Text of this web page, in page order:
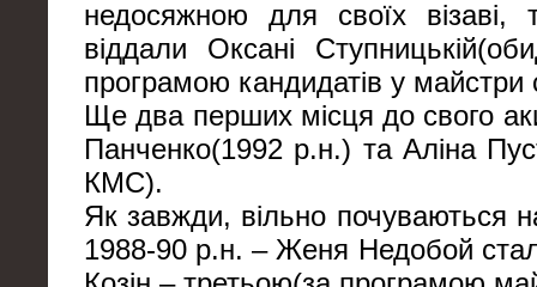
недосяжною для своїх візаві,
віддали Оксані
програмою кандидатів у майстри
Ще два перших місця до свого
Панченко(1992 р.н.) та Аліна
КМС).
Як завжди, вільно почуваються
1988-90 р.н. – Женя Недобой